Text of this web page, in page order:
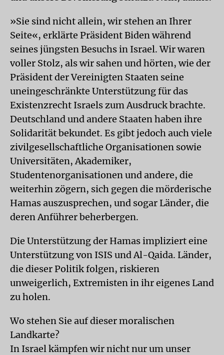
»Sie sind nicht allein, wir stehen an Ihrer
Seite«, erklärte Präsident Biden während
seines jüngsten Besuchs in Israel. Wir waren
voller Stolz, als wir sahen und hörten, wie der
Präsident der Vereinigten Staaten seine
uneingeschränkte Unterstützung für das
Existenzrecht Israels zum Ausdruck brachte.
Deutschland und andere Staaten haben ihre
Solidarität bekundet. Es gibt jedoch auch viele
zivilgesellschaftliche Organisationen sowie
Universitäten, Akademiker,
Studentenorganisationen und andere, die
weiterhin zögern, sich gegen die mörderische
Hamas auszusprechen, und sogar Länder, die
deren Anführer beherbergen.
Die Unterstützung der Hamas impliziert eine
Unterstützung von ISIS und Al-Qaida. Länder,
die dieser Politik folgen, riskieren
unweigerlich, Extremisten in ihr eigenes Land
zu holen.
Wo stehen Sie auf dieser moralischen
Landkarte?
In Israel kämpfen wir nicht nur um unser